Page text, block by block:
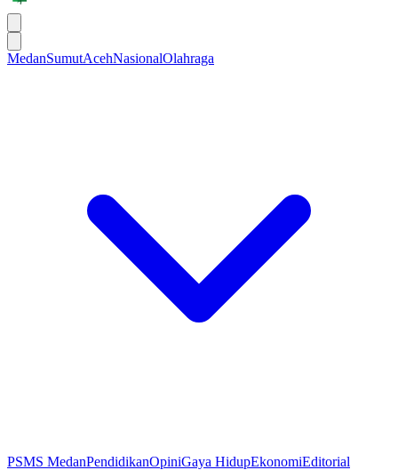
MedanSumutAcehNasionalOlahraga
PSMS MedanPendidikanOpiniGaya HidupEkonomiEditorial